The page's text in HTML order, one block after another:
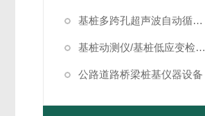
基桩多跨孔超声波自动循测仪
基桩动测仪/基桩低应变检测仪
公路道路桥梁桩基仪器设备